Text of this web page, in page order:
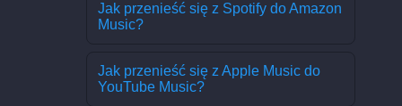
Jak przenieść się z Spotify do Amazon
Music?
Jak przenieść się z Apple Music do
YouTube Music?